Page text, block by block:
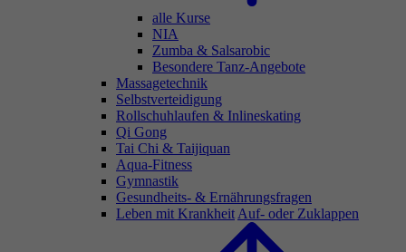
alle Kurse
NIA
Zumba & Salsarobic
Besondere Tanz-Angebote
Massagetechnik
Selbstverteidigung
Rollschuhlaufen & Inlineskating
Qi Gong
Tai Chi & Taijiquan
Aqua-Fitness
Gymnastik
Gesundheits- & Ernährungsfragen
Leben mit Krankheit Auf- oder Zuklappen